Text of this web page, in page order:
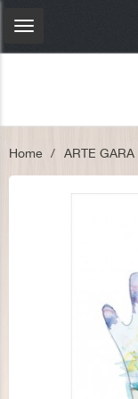
Toggle
Home > ARTE GARA